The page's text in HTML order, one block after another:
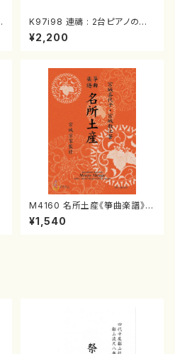
K97i98 連禱 : 2台ピアノのた
めの（2 Pianos / 菊池 幸夫 /
楽譜）
¥2,200
M4160 名所土産《箏曲楽譜》
（箏/宮城喜代子・宮城数江著・
宮城宗家監修/箏曲古典楽譜）
¥1,540